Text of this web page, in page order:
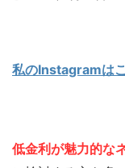
私のInstagramは
低金利が魅力的な